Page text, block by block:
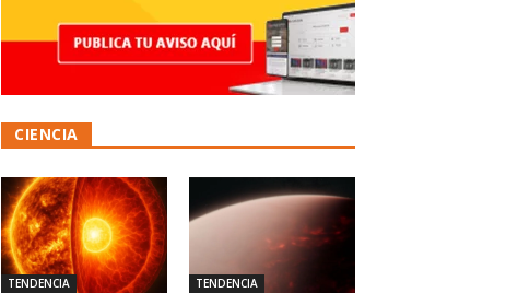
CIENCIA
TENDENCIA TENDENCIA